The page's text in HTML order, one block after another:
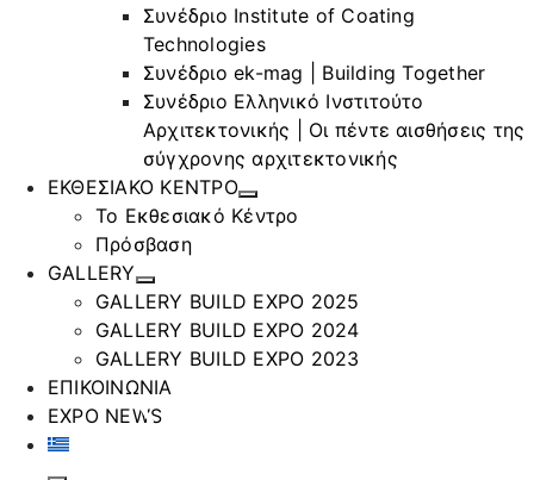
Συνέδριο Institute of Coating
Technologies
Συνέδριο ek-mag | Building Together
Συνέδριο Ελληνικό Ινστιτούτο
Αρχιτεκτονικής | Οι πέντε αισθήσεις της
σύγχρονης αρχιτεκτονικής
ΕΚΘΕΣΙΑΚΟ ΚΕΝΤΡΟ
Το Εκθεσιακό Κέντρο
Πρόσβαση
GALLERY
GALLERY BUILD EXPO 2025
GALLERY BUILD EXPO 2024
GALLERY BUILD EXPO 2023
ΕΠΙΚΟΙΝΩΝΙΑ
EXPO NEWSΣυνέδριο